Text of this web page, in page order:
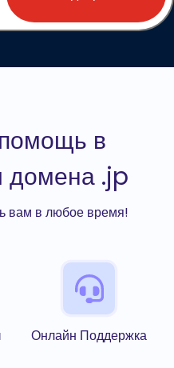
в
домена .jp
вам в любое время!
Онлайн Поддержка